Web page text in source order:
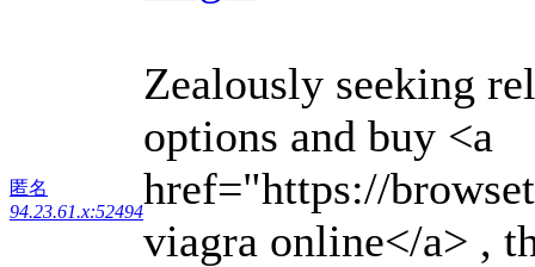
匿名
94.23.61.x:52494
Zealously seeking
options and buy <a
href="https://
viagra online</a> ,